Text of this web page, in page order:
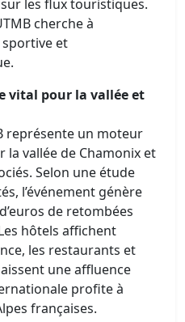
les flux touristiques.
cherche à
et
vital pour la vallée et
représente un moteur
vallée de Chamonix et
Selon une étude
l’événement génère
de retombées
hôtels affichent
les restaurants et
une affluence
profite à
françaises.